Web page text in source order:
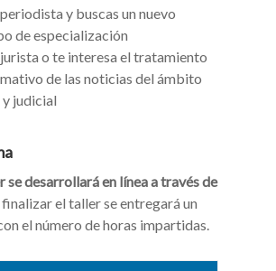
y buscas un nuevo
de especialización
o te interesa el tratamiento
de las noticias del ámbito
y judicial
se desarrollará en línea a través de
finalizar el taller se entregará un
el número de horas impartidas.